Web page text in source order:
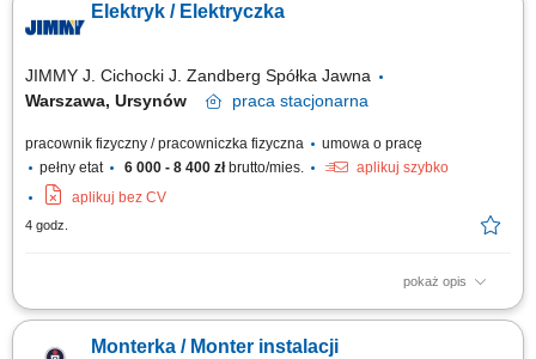
projektem. Współpraca z brygadzistą i pozostałymi członkami zespołu.
Elektryk / Elektryczka
JIMMY J. Cichocki J. Zandberg Spółka Jawna
Warszawa, Ursynów
praca stacjonarna
pracownik fizyczny / pracowniczka fizyczna
umowa o pracę
pełny etat
6 000 - 8 400 złbrutto/mies.
aplikuj szybko
aplikuj bez CV
4 godz.
pokaż opis
Opis stanowiska: Budowa oraz konserwacja sieci oświetlenia ulicznego.
ościenne (praca bez delegacji).
Monterka / Monter instalacji